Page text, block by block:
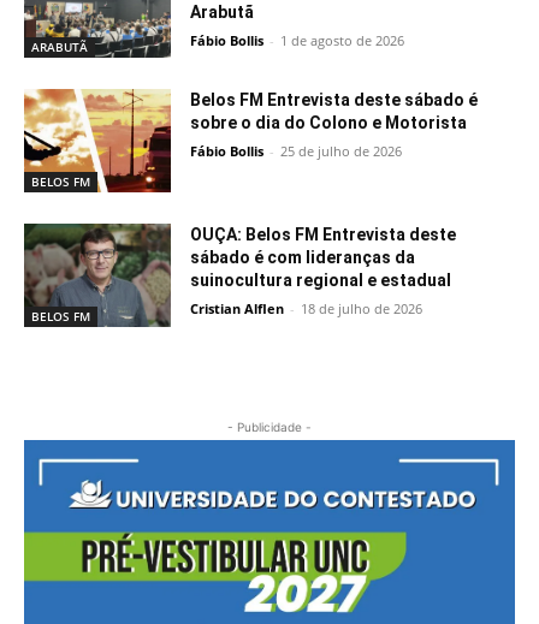
ARABUTÃ
Arabutã
Fábio Bollis - 1 de agosto de 2026
BELOS FM
Belos FM Entrevista deste sábado é
sobre o dia do Colono e Motorista
Fábio Bollis - 25 de julho de 2026
BELOS FM
OUÇA: Belos FM Entrevista deste
sábado é com lideranças da
suinocultura regional e estadual
Cristian Alflen - 18 de julho de 2026
- Publicidade -